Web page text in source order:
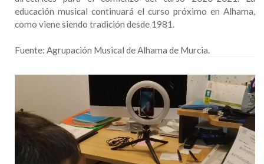
educación musical continuará el curso próximo en Alhama,
como viene siendo tradición desde 1981.
Fuente: Agrupación Musical de Alhama de Murcia.